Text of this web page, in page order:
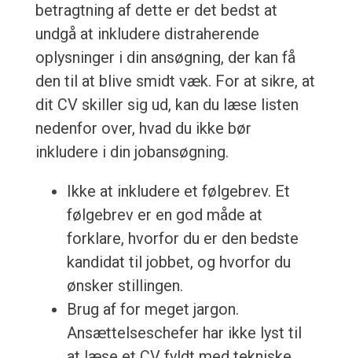
betragtning af dette er det bedst at
undgå at inkludere distraherende
oplysninger i din ansøgning, der kan få
den til at blive smidt væk. For at sikre, at
dit CV skiller sig ud, kan du læse listen
nedenfor over, hvad du ikke bør
inkludere i din jobansøgning.
Ikke at inkludere et følgebrev. Et
følgebrev er en god måde at
forklare, hvorfor du er den bedste
kandidat til jobbet, og hvorfor du
ønsker stillingen.
Brug af for meget jargon.
Ansættelseschefer har ikke lyst til